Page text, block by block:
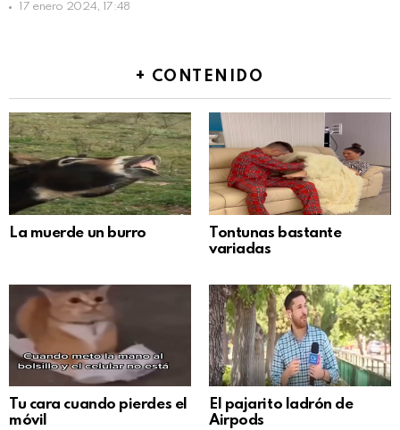
17 enero 2024, 17:48
+ CONTENIDO
La muerde un burro
Tontunas bastante
variadas
Tu cara cuando pierdes el
móvil
El pajarito ladrón de
Airpods